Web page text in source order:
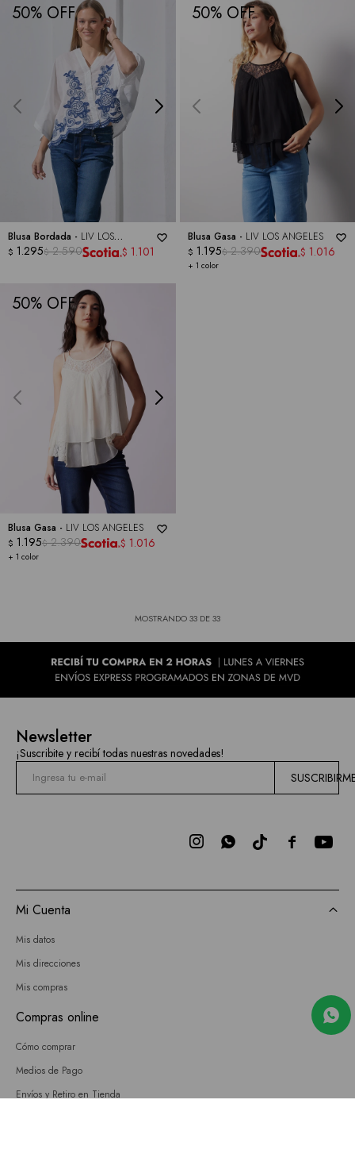
50
Blusa Bordada - LIV LOS
ANGELES
$ 1.295$ 2.590 $ 1.101
50
Blusa Gasa - LIV LOS ANGELES
+ 1 color
$ 1.195$ 2.390 $ 1.016
50
Blusa Gasa - LIV LOS ANGELES
+ 1 color
$ 1.195$ 2.390 $ 1.016
MOSTRANDO33 DE33
Newsletter
¡Suscribite y recibí todas nuestras novedades!

 
Mi Cuenta
Mis datos
Mis direcciones
Mis compras
Compras online
Cómo comprar
Medios de Pago
Envíos y Retiro en Tienda